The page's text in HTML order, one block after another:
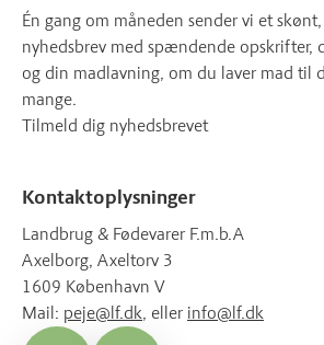
Én gang om måneden sender vi et
nyhedsbrev med spændende opskrifter,
og din madlavning, om du laver mad til
mange.
Tilmeld dig nyhedsbrevet
Kontaktoplysninger
Landbrug & Fødevarer F.m.b.A
Axelborg, Axeltorv 3
1609 København V
Mail: peje@lf.dk, eller info@lf.dk